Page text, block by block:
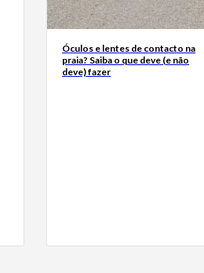
Óculos e lentes de contacto na
praia? Saiba o que deve (e não
deve) fazer